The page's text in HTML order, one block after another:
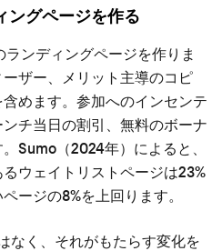
ングページを作る
ンディングページを作りま
ザー、メリット主導のコピ
めます。参加へのインセンテ
チ当日の割引、無料のボーナ
Sumo（2024年）によると、
ウェイトリストページは23%
ージの8%を上回ります。
なく、それがもたらす変化を